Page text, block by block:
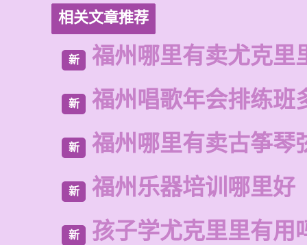
相关文章推荐
新 福州哪里有卖尤克里
新 福州唱歌年会排练班
新 福州哪里有卖古筝琴
新 福州乐器培训哪里好
新 孩子学尤克里里有用